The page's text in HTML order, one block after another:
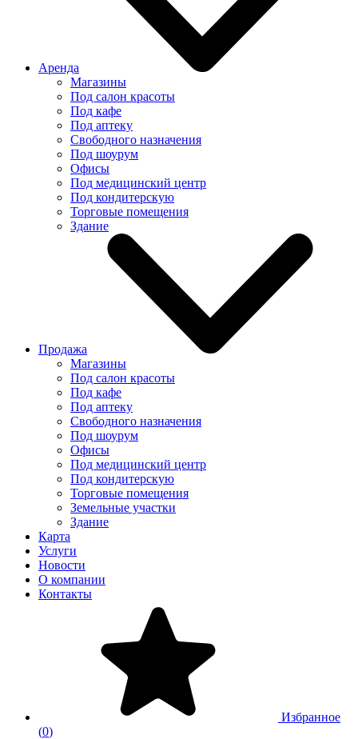
Аренда
Магазины
Под салон красоты
Под кафе
Под аптеку
Свободного назначения
Под шоурум
Офисы
Под медицинский центр
Под кондитерскую
Торговые помещения
Здание
Продажа
Магазины
Под салон красоты
Под кафе
Под аптеку
Свободного назначения
Под шоурум
Офисы
Под медицинский центр
Под кондитерскую
Торговые помещения
Земельные участки
Здание
Карта
Услуги
Новости
О компании
Контакты
Избранное
(0)